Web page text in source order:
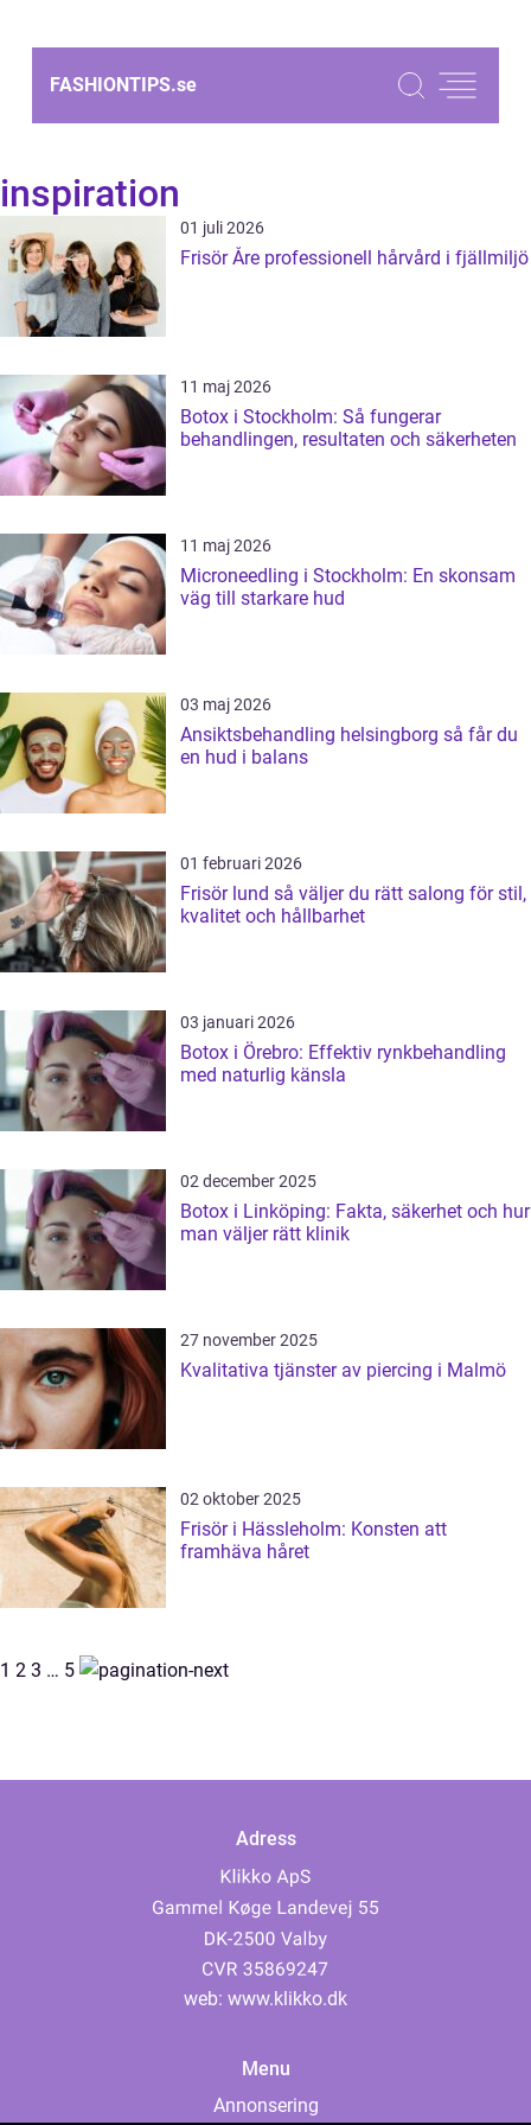
FASHIONTIPS.se
inspiration
01 juli 2026
Frisör Åre professionell hårvård i fjällmiljö
11 maj 2026
Botox i Stockholm: Så fungerar
behandlingen, resultaten och säkerheten
11 maj 2026
Microneedling i Stockholm: En skonsam
väg till starkare hud
03 maj 2026
Ansiktsbehandling helsingborg så får du
en hud i balans
01 februari 2026
Frisör lund så väljer du rätt salong för stil,
kvalitet och hållbarhet
03 januari 2026
Botox i Örebro: Effektiv rynkbehandling
med naturlig känsla
02 december 2025
Botox i Linköping: Fakta, säkerhet och hur
man väljer rätt klinik
27 november 2025
Kvalitativa tjänster av piercing i Malmö
02 oktober 2025
Frisör i Hässleholm: Konsten att
framhäva håret
1 2 3 … 5
Adress
web: www.klikko.dk
Menu
Annonsering